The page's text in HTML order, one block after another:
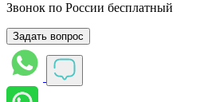
Звонок по России бесплатный
Задать вопрос